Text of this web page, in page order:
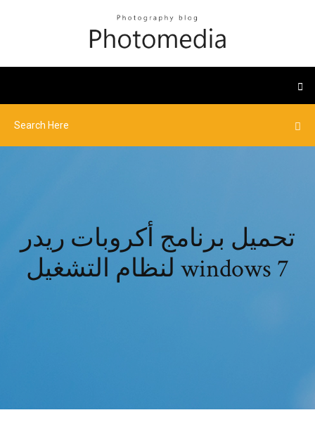
تحميل برنامج أكروبات ريدر
لنظام التشغيل windows 7